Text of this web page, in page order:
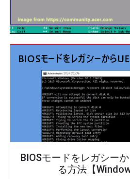
BIOSモードをレガシー
る方法【